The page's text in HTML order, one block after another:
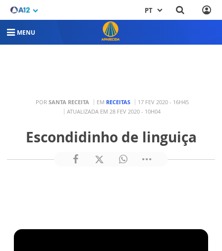
PT
MENU
POR SANTA RECEITA EM RECEITAS
17 FEV 2020 - 16H45
ATUALIZADA EM 28 FEV 2020 - 10H04
Escondidinho de linguiça